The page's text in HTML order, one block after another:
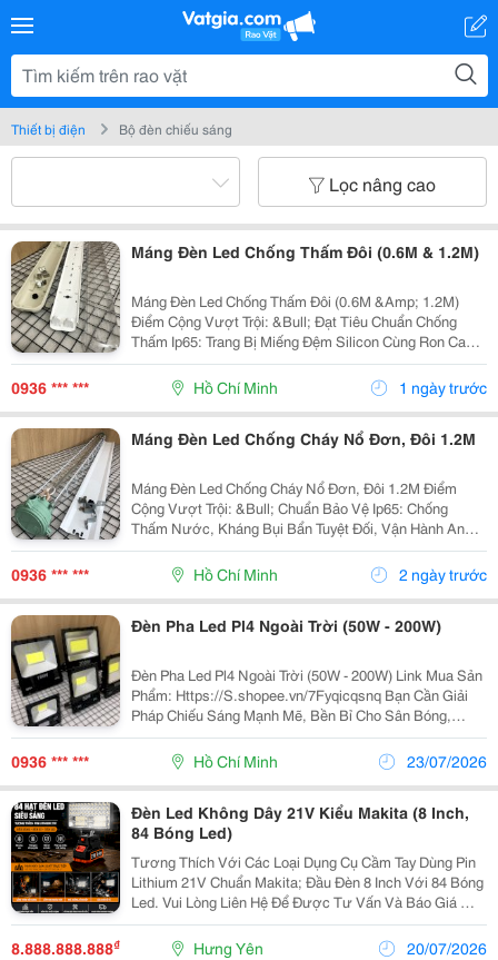
Thiết bị điện Bộ đèn chiếu sáng
Lọc nâng cao
Máng Đèn Led Chống Thấm Đôi (0.6M & 1.2M)
Máng Đèn Led Chống Thấm Đôi (0.6M &Amp; 1.2M)
Điểm Cộng Vượt Trội: &Bull; Đạt Tiêu Chuẩn Chống
Thấm Ip65: Trang Bị Miếng Đệm Silicon Cùng Ron Cao
Su Viền Quanh Nắp Kín Khít, Chống Xâm Nhập Tuyệt
Đối Từ Nước, Hơi Ẩm Và Bụi Bẩn. &Bull; Chất Liệu:...
0936 *** *** Hồ Chí Minh 1 ngày trước
Máng Đèn Led Chống Cháy Nổ Đơn, Đôi 1.2M
Máng Đèn Led Chống Cháy Nổ Đơn, Đôi 1.2M Điểm
Cộng Vượt Trội: &Bull; Chuẩn Bảo Vệ Ip65: Chống
Thấm Nước, Kháng Bụi Bẩn Tuyệt Đối, Vận Hành An
Toàn Trong Các Khu Vực Nguy Hiểm Zone 1, Zone 2, Iia,
Iib Và Môi Trường Nhiệt Độ Cao. &Bull; Chóa Thủy...
0936 *** *** Hồ Chí Minh 2 ngày trước
Đèn Pha Led Pl4 Ngoài Trời (50W - 200W)
Đèn Pha Led Pl4 Ngoài Trời (50W - 200W) Link Mua Sản
Phẩm: Https://S.shopee.vn/7Fyqicqsnq Bạn Cần Giải
Pháp Chiếu Sáng Mạnh Mẽ, Bền Bỉ Cho Sân Bóng,
Bảng Hiệu, Sân Vườn, Công Trường Hay Bãi Xe Ngoài
Trời? Đèn Pha Led Pl4 Thế Hệ Mới Chính Là Câu...
0936 *** *** Hồ Chí Minh 23/07/2026
Đèn Led Không Dây 21V Kiểu Makita (8 Inch,
84 Bóng Led)
Tương Thích Với Các Loại Dụng Cụ Cầm Tay Dùng Pin
Lithium 21V Chuẩn Makita; Đầu Đèn 8 Inch Với 84 Bóng
Led. Vui Lòng Liên Hệ Để Được Tư Vấn Và Báo Giá ☎️:
0389795881.
8.888.888.888₫ Hưng Yên 20/07/2026